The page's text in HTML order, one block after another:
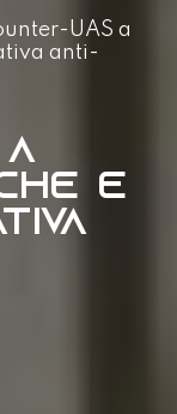
UAS a
anti-
e